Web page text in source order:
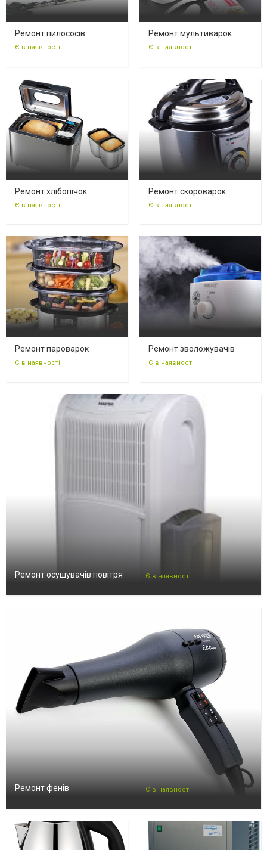
Ремонт пилососів
Є в наявності
Ремонт мультиварок
Є в наявності
Ремонт хлібопічок
Є в наявності
Ремонт скороварок
Є в наявності
Ремонт пароварок
Є в наявності
Ремонт зволожувачів
Є в наявності
Ремонт осушувачів повітря Є в наявності
Ремонт фенів Є в наявності